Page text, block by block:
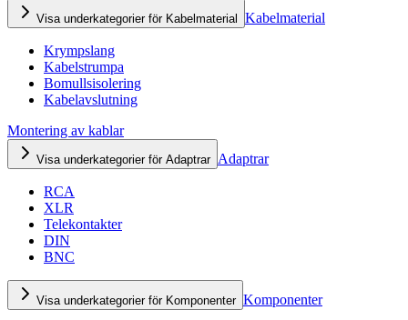
Visa underkategorier för Kabelmaterial Kabelmaterial
Krympslang
Kabelstrumpa
Bomullsisolering
Kabelavslutning
Montering av kablar
Visa underkategorier för Adaptrar Adaptrar
RCA
XLR
Telekontakter
DIN
BNC
Visa underkategorier för Komponenter Komponenter